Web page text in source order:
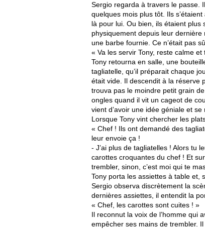
Sergio regarda à travers le passe.
quelques mois plus tôt. Ils
là pour lui. Ou bien, ils étaient plus
physiquement depuis leur
une barbe fournie. Ce n’était pas
« Va les servir Tony, reste calme
Tony retourna en salle, une
tagliatelle, qu’il préparait chaque
était vide. Il descendit à la réserve
trouva pas le moindre petit grain
ongles quand il vit un cageot de
vient d’avoir une idée géniale et
Lorsque Tony vint chercher les
« Chef ! Ils ont demandé des
leur envoie ça !
- J’ai plus de tagliatelles ! Alors tu
carottes croquantes du chef ! Et
trembler, sinon, c’est moi qui te
Tony porta les assiettes à table et,
Sergio observa discrètement la
dernières assiettes, il entendit la
« Chef, les carottes sont cuites ! »
Il reconnut la voix de l’homme qui
empêcher ses mains de trembler.